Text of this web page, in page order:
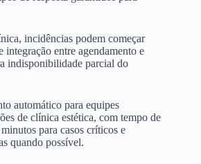
incidências podem começar
integração entre agendamento e
indisponibilidade parcial do
automático para equipes
de clínica estética, com tempo de
para casos críticos e
quando possível.